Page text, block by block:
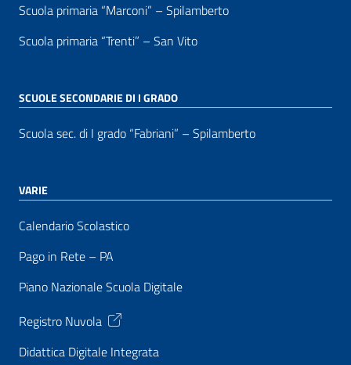
Scuola primaria “Marconi” – Spilamberto
Scuola primaria “Trenti” – San Vito
SCUOLE SECONDARIE DI I GRADO
Scuola sec. di I grado “Fabriani” – Spilamberto
VARIE
Calendario Scolastico
Pago in Rete – PA
Piano Nazionale Scuola Digitale
Registro Nuvola
Didattica Digitale Integrata